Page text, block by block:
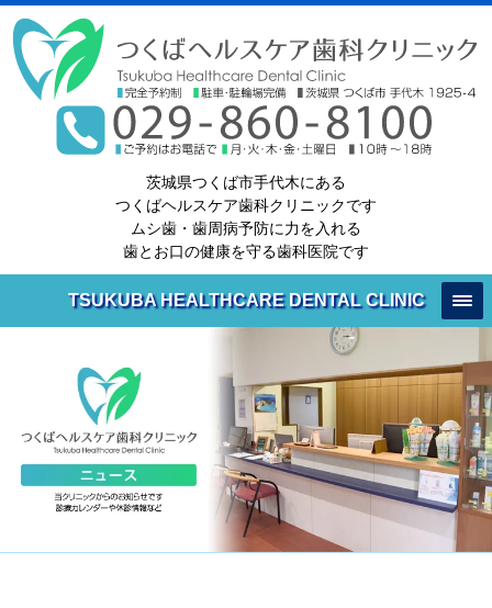
茨城県つくば市手代木にある
つくばヘルスケア歯科クリニックです
ムシ歯・歯周病予防に力を入れる
歯とお口の健康を守る歯科医院です
TSUKUBA HEALTHCARE DENTAL CLINIC